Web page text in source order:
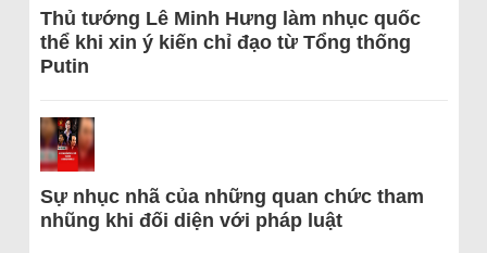
Thủ tướng Lê Minh Hưng làm nhục quốc
thể khi xin ý kiến chỉ đạo từ Tổng thống
Putin
Sự nhục nhã của những quan chức tham
nhũng khi đối diện với pháp luật